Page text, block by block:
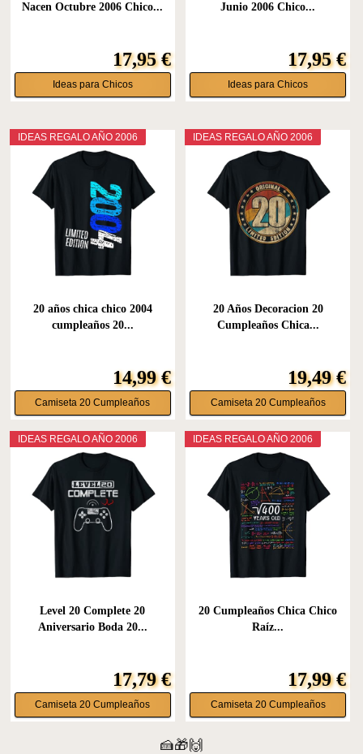
Nacen Octubre 2006 Chico...
17,95 €
Ideas para Chicos
Junio 2006 Chico...
17,95 €
Ideas para Chicos
IDEAS REGALO AÑO 2006
20 años chica chico 2004
cumpleaños 20...
14,99 €
Camiseta 20 Cumpleaños
IDEAS REGALO AÑO 2006
20 Años Decoracion 20
Cumpleaños Chica...
19,49 €
Camiseta 20 Cumpleaños
IDEAS REGALO AÑO 2006
Level 20 Complete 20
Aniversario Boda 20...
17,79 €
Camiseta 20 Cumpleaños
IDEAS REGALO AÑO 2006
20 Cumpleaños Chica Chico
Raíz...
17,99 €
Camiseta 20 Cumpleaños
🍰🎁🙌